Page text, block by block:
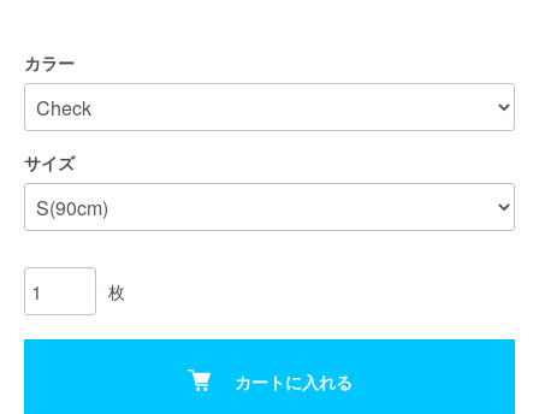
カラー
サイズ
枚
カートに入れる